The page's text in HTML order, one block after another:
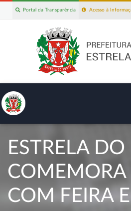
Acesso à
Portal da Transparência
ESTRELA
COM FEIRA E